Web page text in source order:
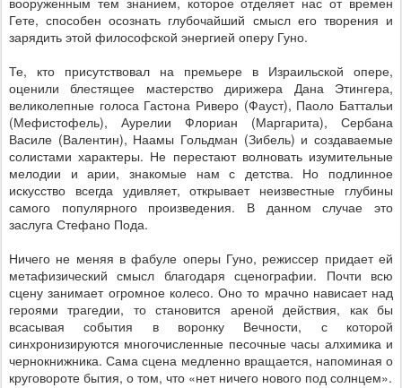
Гете, способен осознать глубочайший смысл его творения и
зарядить этой философской энергией оперу Гуно.
Те, кто присутствовал на премьере в Израильской опере,
оценили блестящее мастерство дирижера Дана Этингера,
великолепные голоса Гастона Риверо (Фауст), Паоло Баттальи
(Мефистофель), Аурелии Флориан (Маргарита), Сербана
Василе (Валентин), Наамы Гольдман (Зибель) и создаваемые
солистами характеры. Не перестают волновать изумительные
мелодии и арии, знакомые нам с детства. Но подлинное
искусство всегда удивляет, открывает неизвестные глубины
самого популярного произведения. В данном случае это
заслуга Стефано Пода.
Ничего не меняя в фабуле оперы Гуно, режиссер придает ей
метафизический смысл благодаря сценографии. Почти всю
сцену занимает огромное колесо. Оно то мрачно нависает над
героями трагедии, то становится ареной действия, как бы
всасывая события в воронку Вечности, с которой
синхронизируются многочисленные песочные часы алхимика и
чернокнижника. Сама сцена медленно вращается, напоминая о
круговороте бытия, о том, что «нет ничего нового под солнцем».